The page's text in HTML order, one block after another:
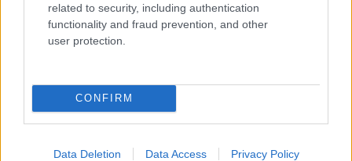
related to security, including authentication
functionality and fraud prevention, and other
user protection.
CONFIRM
Data Deletion Data Access Privacy Policy